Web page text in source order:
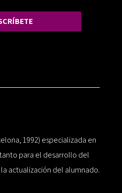
1992) especializada en
para el desarrollo del
actualización del alumnado.